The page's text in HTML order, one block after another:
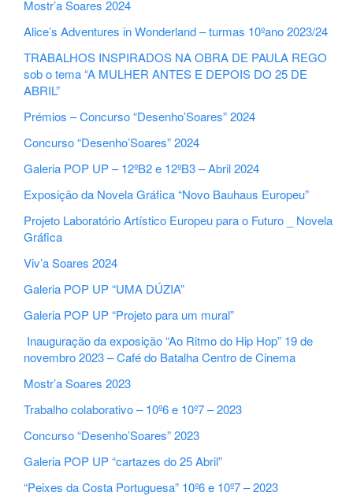
Mostr’a Soares 2024
Alice’s Adventures in Wonderland – turmas 10ºano 2023/24
TRABALHOS INSPIRADOS NA OBRA DE PAULA REGO
sob o tema “A MULHER ANTES E DEPOIS DO 25 DE
ABRIL”
Prémios – Concurso “Desenho’Soares” 2024
Concurso “Desenho’Soares” 2024
Galeria POP UP – 12ºB2 e 12ºB3 – Abril 2024
Exposição da Novela Gráfica “Novo Bauhaus Europeu”
Projeto Laboratório Artístico Europeu para o Futuro _ Novela
Gráfica
Viv’a Soares 2024
Galeria POP UP “UMA DÚZIA”
Galeria POP UP “Projeto para um mural”
Inauguração da exposição “Ao Ritmo do Hip Hop” 19 de
novembro 2023 – Café do Batalha Centro de Cinema
Mostr’a Soares 2023
Trabalho colaborativo – 10º6 e 10º7 – 2023
Concurso “Desenho’Soares” 2023
Galeria POP UP “cartazes do 25 Abril”
“Peixes da Costa Portuguesa” 10º6 e 10º7 – 2023